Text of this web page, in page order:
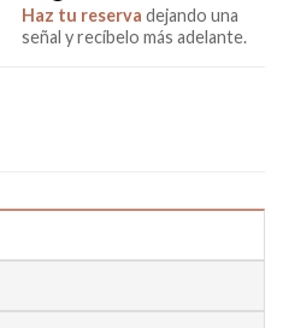
Haz tu reserva dejando una
señal y recíbelo más adelante.